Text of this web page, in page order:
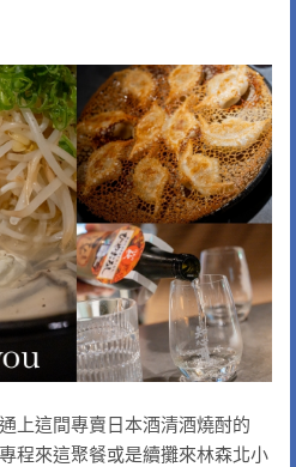
上這間專賣日本酒清酒燒酎的
程來這聚餐或是續攤來林森北小